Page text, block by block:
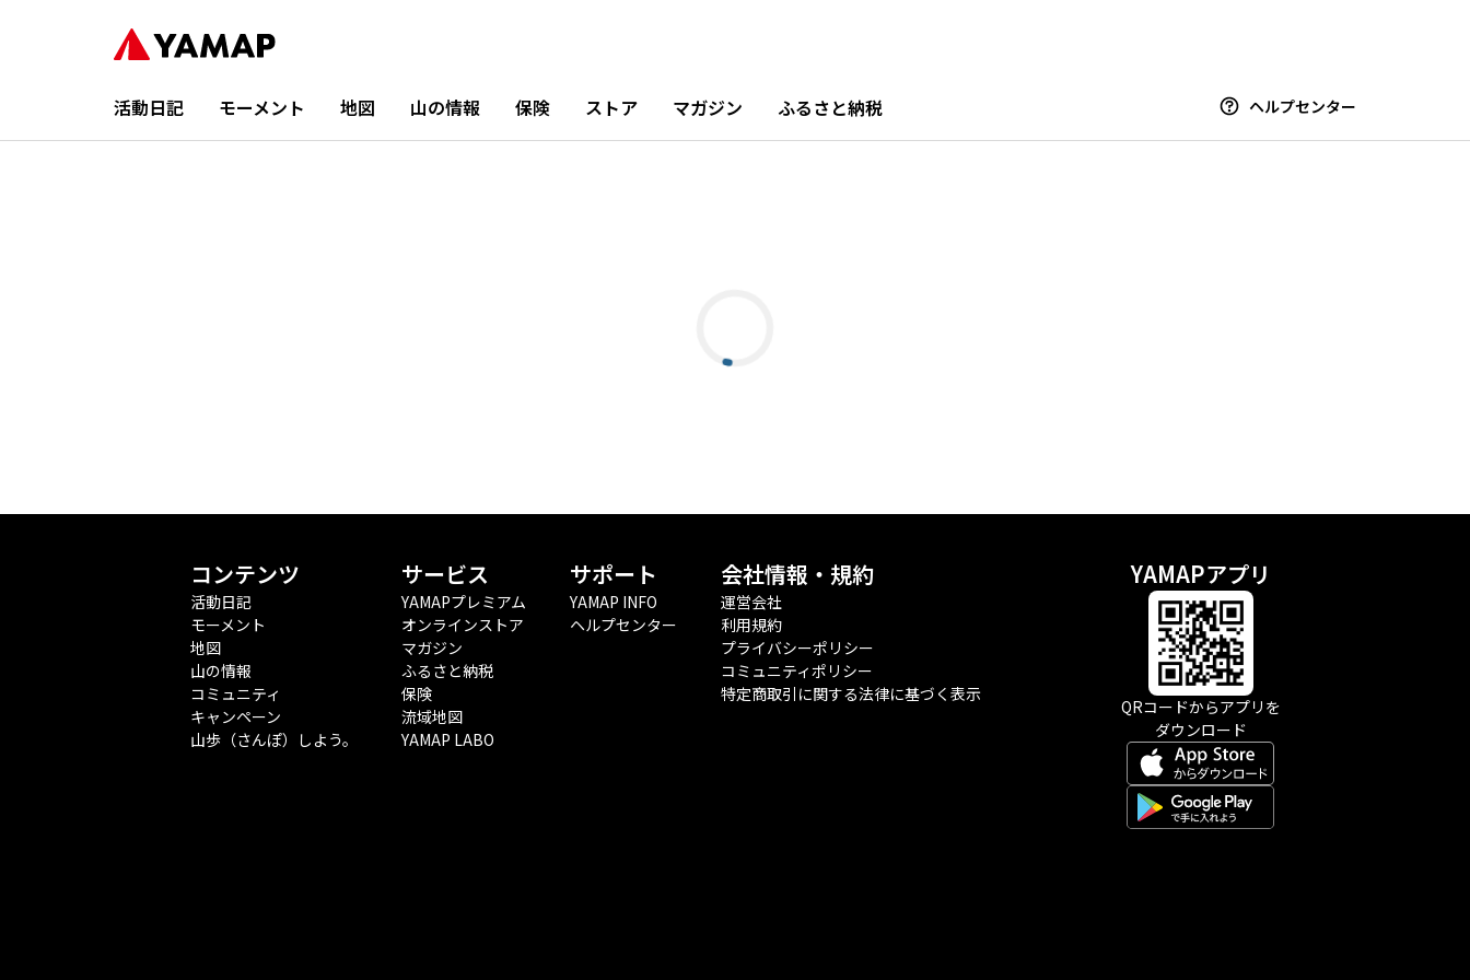
活動日記 モーメント 地図 山の情報 保険 ストア マガジン ふるさと納税 ヘルプセンター
コンテンツ
活動日記
モーメント
地図
山の情報
コミュニティ
キャンペーン
山歩（さんぽ）しよう。
サービス
YAMAPプレミアム
オンラインストア
マガジン
ふるさと納税
保険
流域地図
YAMAP LABO
サポート
YAMAP INFO
ヘルプセンター
会社情報・規約
運営会社
利用規約
プライバシーポリシー
コミュニティポリシー
特定商取引に関する法律に基づく表示
YAMAPアプリ
QRコードからアプリを
ダウンロード